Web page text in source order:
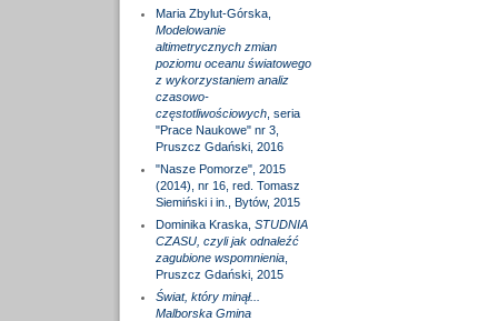
Maria Zbylut-Górska,
Modelowanie
altimetrycznych zmian
poziomu oceanu światowego
z wykorzystaniem analiz
czasowo-
częstotliwościowych, seria
"Prace Naukowe" nr 3,
Pruszcz Gdański, 2016
"Nasze Pomorze", 2015
(2014), nr 16, red. Tomasz
Siemiński i in., Bytów, 2015
Dominika Kraska, STUDNIA
CZASU, czyli jak odnaleźć
zagubione wspomnienia,
Pruszcz Gdański, 2015
Świat, który minął...
Malborska Gmina